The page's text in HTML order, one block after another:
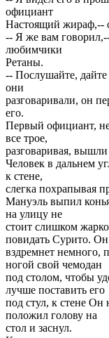
официант
Настоящий жираф,--
-- Я же вам
любимчики
Ретаны.
-- Послушайте,
они
разговаривали, он
его.
Первый официант,
все трое,
разговаривая,
Человек в дальнем
к стене,
слегка похрапывая
Мануэль выпил
на улицу не
стоит слишком
повидать Сурито. Он
вздремнет немного,
ногой свой чемодан
под столом, чтобы
лучше поставить его
под стул, к стене
положил голову на
стол и заснул.